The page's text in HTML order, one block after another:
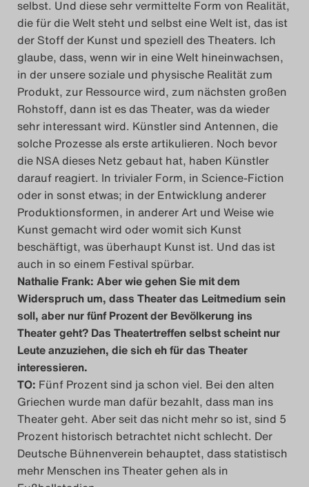
selbst. Und diese sehr vermittelte Form von Realität,
die für die Welt steht und selbst eine Welt ist, das ist
der Stoff der Kunst und speziell des Theaters. Ich
glaube, dass, wenn wir in eine Welt hineinwachsen,
in der unsere soziale und physische Realität zum
Produkt, zur Ressource wird, zum nächsten großen
Rohstoff, dann ist es das Theater, was da wieder
sehr interessant wird. Künstler sind Antennen, die
solche Prozesse als erste artikulieren. Noch bevor
die NSA dieses Netz gebaut hat, haben Künstler
darauf reagiert. In trivialer Form, in Science-Fiction
oder in sonst etwas; in der Entwicklung anderer
Produktionsformen, in anderer Art und Weise wie
Kunst gemacht wird oder womit sich Kunst
beschäftigt, was überhaupt Kunst ist. Und das ist
auch in so einem Festival spürbar.
Nathalie Frank: Aber wie gehen Sie mit dem
Widerspruch um, dass Theater das Leitmedium sein
soll, aber nur fünf Prozent der Bevölkerung ins
Theater geht? Das Theatertreffen selbst scheint nur
Leute anzuziehen, die sich eh für das Theater
interessieren.
TO: Fünf Prozent sind ja schon viel. Bei den alten
Griechen wurde man dafür bezahlt, dass man ins
Theater geht. Aber seit das nicht mehr so ist, sind 5
Prozent historisch betrachtet nicht schlecht. Der
Deutsche Bühnenverein behauptet, dass statistisch
mehr Menschen ins Theater gehen als in